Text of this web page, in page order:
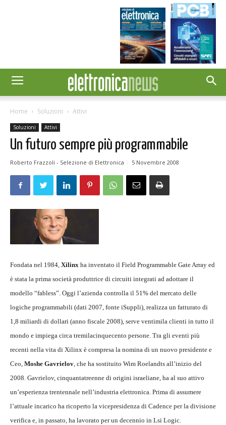
Home Soluzioni Attivi
Soluzioni Attivi
Un futuro sempre più programmabile
Roberto Frazzoli - Selezione di Elettronica - 5 Novembre 2008
Fondata nel 1984, Xilinx ha inventato il Field Programmable Gate Array ed
è stata la prima società produttrice di circuiti integrati ad adottare il
modello “fabless”. Oggi l’azienda controlla il 51% del mercato delle
logiche programmabili (dati 2007, fonte iSuppli), realizza un fatturato di
1,8 miliardi di dollari (anno fiscale 2008), serve ventimila clienti in tutto il
mondo e impiega circa tremilacinquecento persone. Tra gli eventi più
recenti nella vita di Xilinx è compresa la nomina di un nuovo presidente e
Ceo, Moshe Gavrielov, che ha sostituito Wim Roelandts all’inizio del
2008. Gavrielov, cinquantatreenne di origini israeliane, ha al suo attivo
un’esperienza trentennale nell’industria elettronica. Prima di assumere
l’attuale incarico ha ricoperto la vicepresidenza di Cadence per la divisione
verifica e, in passato, ha lavorato per un decennio in Lsi Logic.